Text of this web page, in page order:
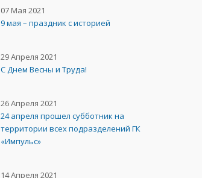
07 Мая 2021
9 мая – праздник с историей
29 Апреля 2021
C Днем Весны и Труда!
26 Апреля 2021
24 апреля прошел субботник на
территории всех подразделений ГК
«Импульс»
14 Апреля 2021